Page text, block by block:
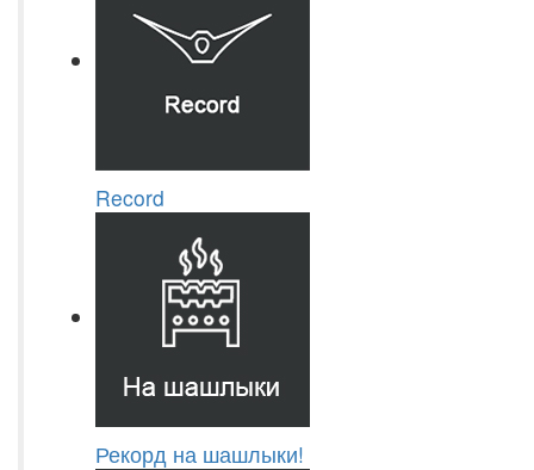
Record
Рекорд на шашлыки!